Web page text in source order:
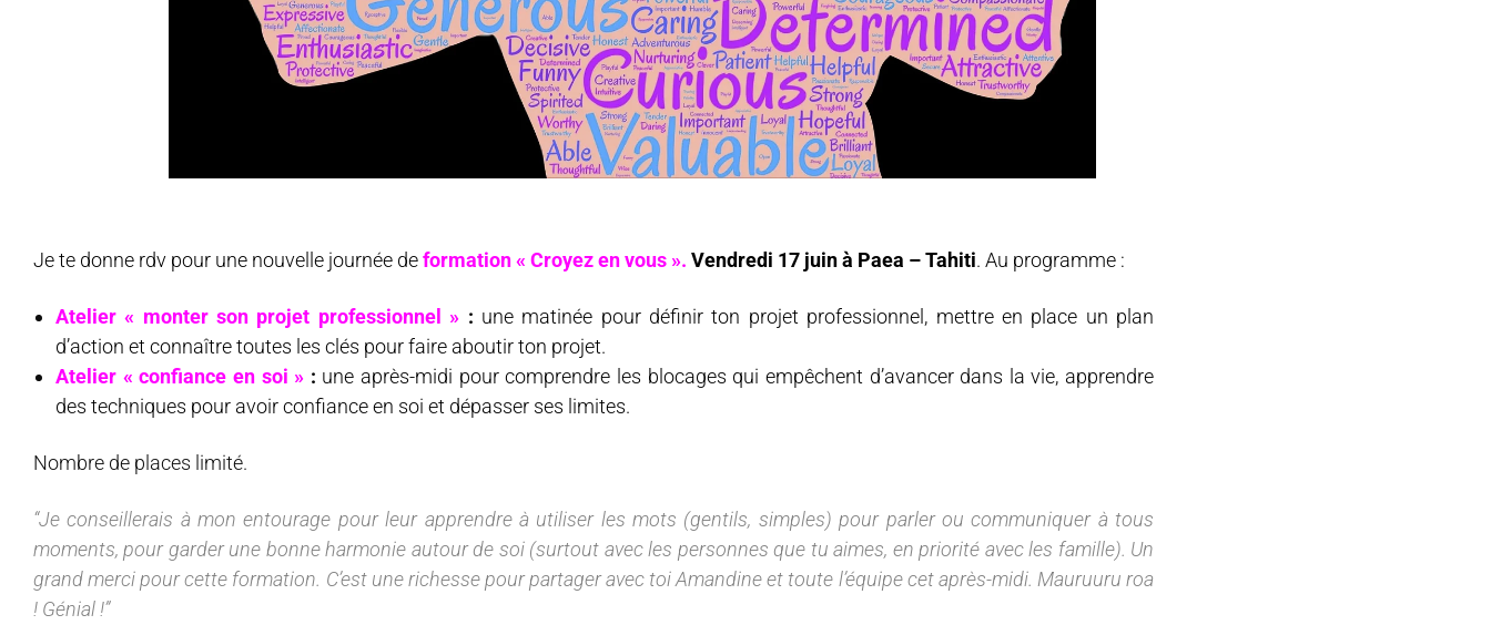
Je te donne rdv pour une nouvelle journée deformation « Croyez en vous ». Vendredi 17 juin à Paea – Tahiti. Au programme :
Atelier « monter son projet professionnel » : une matinée pour définir ton projet professionnel, mettre en place un plan
d’action et connaître toutes les clés pour faire aboutir ton projet.
Atelier « confiance en soi » : une après-midi pour comprendre les blocages qui empêchent d’avancer dans la vie, apprendre
des techniques pour avoir confiance en soi et dépasser ses limites.
Nombre de places limité.
“Je conseillerais à mon entourage pour leur apprendre à utiliser les mots (gentils, simples) pour parler ou communiquer à tous
moments, pour garder une bonne harmonie autour de soi (surtout avec les personnes que tu aimes, en priorité avec les famille). Un
grand merci pour cette formation. C’est une richesse pour partager avec toi Amandine et toute l’équipe cet après-midi. Mauruuru roa
! Génial !”